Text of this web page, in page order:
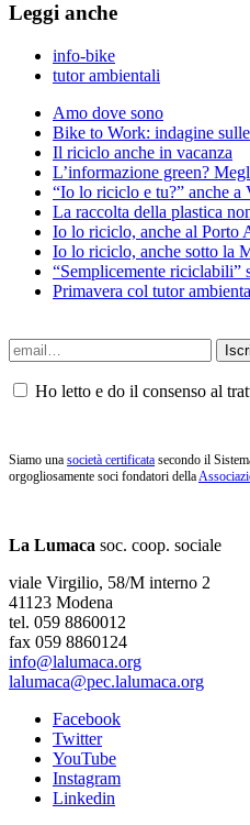
Leggi anche
info-bike
tutor ambientali
Amo dove sono
Bike to Work: indagine
Il riciclo anche in vacanza
L’informazione green?
“Io lo riciclo e tu?” anche a
La raccolta della plastica
Io lo riciclo, anche al Porto
Io lo riciclo, anche sotto la
“Semplicemente riciclabili”
Primavera col tutor
Ho letto e do il consenso al
Siamo una società certificata secondo il
orgogliosamente soci fondatori della
La Lumaca soc. coop. sociale
viale Virgilio, 58/M interno 2
41123 Modena
tel. 059 8860012
fax 059 8860124
info@lalumaca.org
lalumaca@pec.lalumaca.org
Facebook
Twitter
YouTube
Instagram
Linkedin